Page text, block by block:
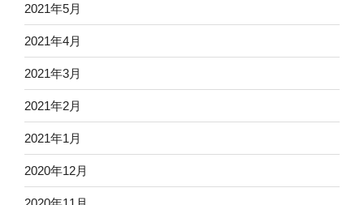
2021年5月
2021年4月
2021年3月
2021年2月
2021年1月
2020年12月